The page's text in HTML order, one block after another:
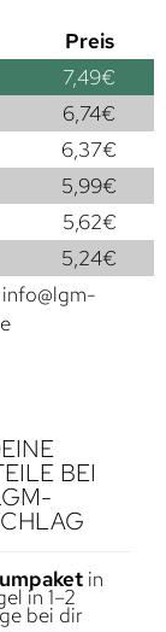
Preis
7,49€
6,74€
6,37€
5,99€
5,62€
5,24€
info@lgm-
BEI
in
in 1–2
bei dir